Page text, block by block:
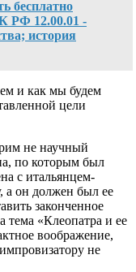
бесплатно
РФ 12.00.01 -
история
и как мы будем
цели
не научный
по которым был
с итальянцем-
а он должен был ее
законченное
тема «Клеопатра и ее
воображение,
не